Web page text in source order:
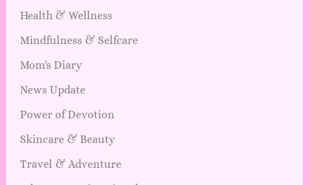
Health & Wellness
Mindfulness & Selfcare
Mom's Diary
News Update
Power of Devotion
Skincare & Beauty
Travel & Adventure